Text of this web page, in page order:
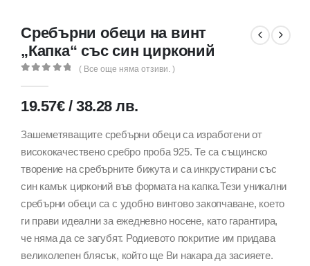
Сребърни обеци на винт
„Капка“ със син цирконий
( Все още няма отзиви. )
19.57€ /38.28лв.
Зашеметяващите сребърни обеци са изработени от
висококачествено сребро проба 925. Те са същинско
творение на сребърните бижута и са инкрустирани със
син камък цирконий във формата на капка.Тези уникални
сребърни обеци са с удобно винтово закопчаване, което
ги прави идеални за ежедневно носене, като гарантира,
че няма да се загубят. Родиевото покритие им придава
великолепен блясък, който ще Ви накара да засияете.